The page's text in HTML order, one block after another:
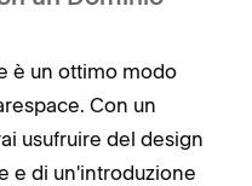
è un ottimo modo
Con un
usufruire del design
e di un'introduzione